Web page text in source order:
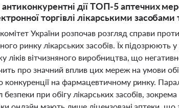
дії ТОП-5 аптечних
торгівлі лікарськими
України розпочав розгляд справи
ринку лікарських засобів. Їх
вітчизняного виробництва, що
про значний вплив цих мереж на умови
на фармацевтичному ринку.
при обігу лікарських засобів, зокрема